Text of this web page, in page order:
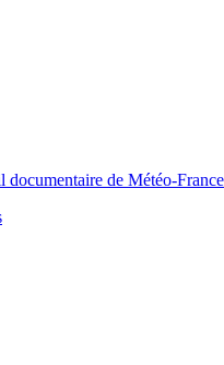
documentaire de Météo-France